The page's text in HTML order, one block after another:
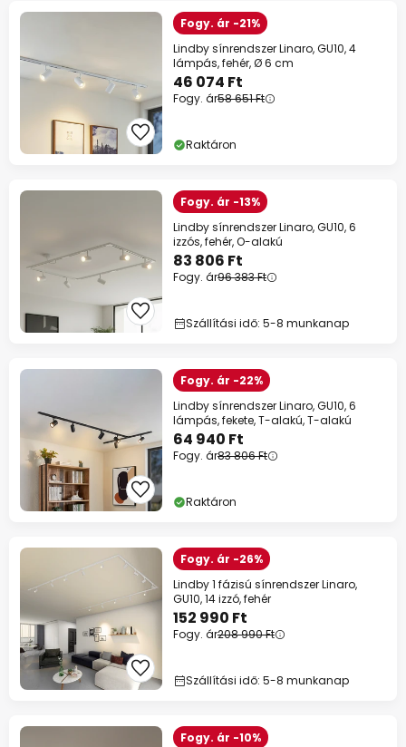
Fogy. ár -21%
Lindby sínrendszer Linaro, GU10, 4
lámpás, fehér, Ø 6 cm
46 074 Ft
Fogy. ár58 651 Ft
Raktáron
Fogy. ár -13%
Lindby sínrendszer Linaro, GU10, 6
izzós, fehér, O-alakú
83 806 Ft
Fogy. ár96 383 Ft
Szállítási idő: 5-8 munkanap
Fogy. ár -22%
Lindby sínrendszer Linaro, GU10, 6
lámpás, fekete, T-alakú, T-alakú
64 940 Ft
Fogy. ár83 806 Ft
Raktáron
Fogy. ár -26%
Lindby 1 fázisú sínrendszer Linaro,
GU10, 14 izzó, fehér
152 990 Ft
Fogy. ár208 990 Ft
Szállítási idő: 5-8 munkanap
Fogy. ár -10%